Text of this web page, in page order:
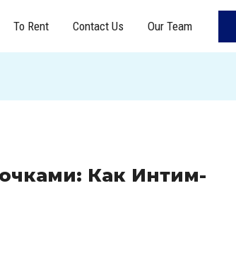
To Rent Contact Us Our Team
Как Интим-